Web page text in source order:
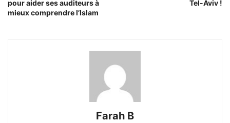
pour aider ses auditeurs à
mieux comprendre l’Islam
Tel-Aviv !
Farah B